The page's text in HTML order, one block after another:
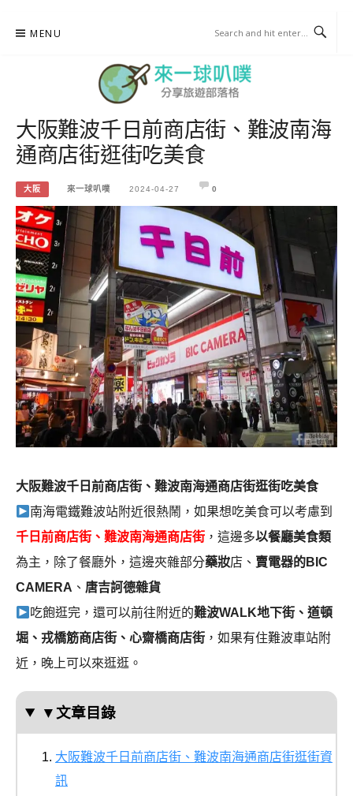
MENU
來一球叭噗
分享日本自助部落格
大阪難波千日前商店街、難波南海
通商店街逛街吃美食
大阪 來一球叭噗 2024-04-27 0
大阪難波千日前商店街、難波南海通商店街逛街吃美食
南海電鐵難波站附近很熱鬧，如果想吃美食可以考慮到
千日前商店街、難波南海通商店街 ，這邊多以餐廳美食類
為主，除了餐廳外，這邊夾雜部分藥妝店、 賣電器的BIC
CAMERA 、 唐吉訶德雜貨
吃飽逛完，還可以前往附近的難波WALK地下街、道頓
堀、戎橋筋商店街、心齋橋商店街 ，如果有住難波車站附
近，晚上可以來逛逛。
▼文章目錄
大阪難波千日前商店街、難波南海通商店街逛街資
訊